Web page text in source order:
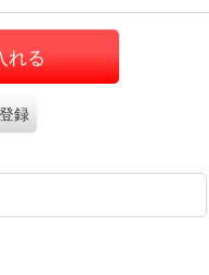
れる
録